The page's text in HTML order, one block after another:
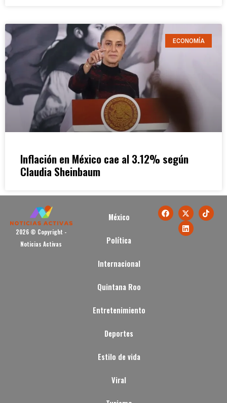
ECONOMÍA
Inflación en México cae al 3.12% según
Claudia Sheinbaum
2026 © Copyright -
Noticias Activas
México
Política
Internacional
Quintana Roo
Entretenimiento
Deportes
Estilo de vida
Viral